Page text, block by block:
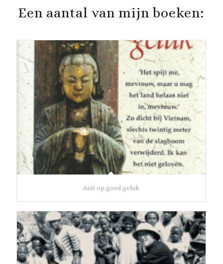
Een aantal van mijn boeken:
Azië op goed geluk